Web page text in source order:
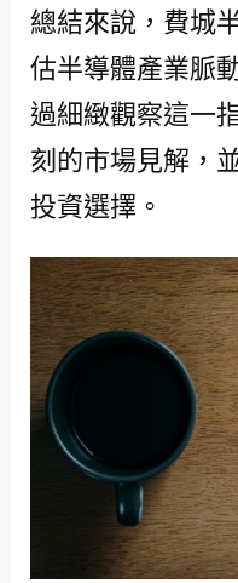
總結來說，費城
估半導體產業脈
過細緻觀察這一
刻的市場見解，
投資選擇。